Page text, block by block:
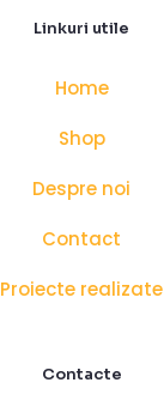
Linkuri utile
Home
Shop
Despre noi
Contact
Proiecte realizate
Contacte